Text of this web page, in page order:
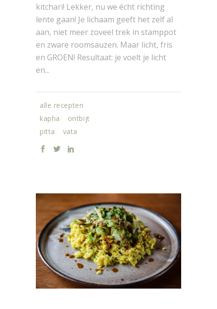
kitchari! Lekker, nu we écht richting
lente gaan! Je lichaam geeft het zelf al
aan, niet meer zoveel trek in stamppot
en zware roomsauzen. Maar licht, fris
en GROEN! Resultaat: je voelt je licht
en...
alle recepten
kapha
ontbijt
pitta
vata